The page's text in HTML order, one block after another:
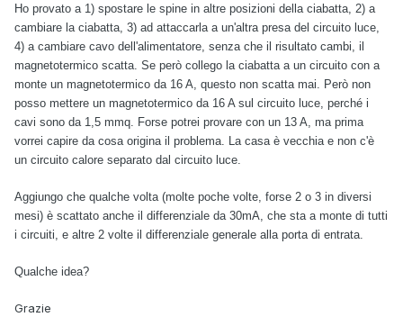
Ho provato a 1) spostare le spine in altre posizioni della ciabatta, 2) a
cambiare la ciabatta, 3) ad attaccarla a un'altra presa del circuito luce,
4) a cambiare cavo dell'alimentatore, senza che il risultato cambi, il
magnetotermico scatta. Se però collego la ciabatta a un circuito con a
monte un magnetotermico da 16 A, questo non scatta mai. Però non
posso mettere un magnetotermico da 16 A sul circuito luce, perché i
cavi sono da 1,5 mmq. Forse potrei provare con un 13 A, ma prima
vorrei capire da cosa origina il problema. La casa è vecchia e non c'è
un circuito calore separato dal circuito luce.
Aggiungo che qualche volta (molte poche volte, forse 2 o 3 in diversi
mesi) è scattato anche il differenziale da 30mA, che sta a monte di tutti
i circuiti, e altre 2 volte il differenziale generale alla porta di entrata.
Qualche idea?
Grazie